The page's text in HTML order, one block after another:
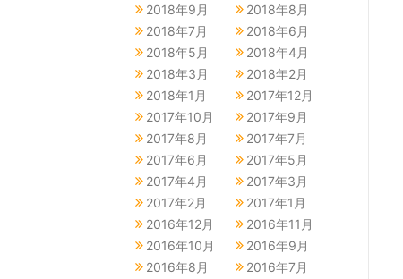
2018年9月
2018年8月
2018年7月
2018年6月
2018年5月
2018年4月
2018年3月
2018年2月
2018年1月
2017年12月
2017年10月
2017年9月
2017年8月
2017年7月
2017年6月
2017年5月
2017年4月
2017年3月
2017年2月
2017年1月
2016年12月
2016年11月
2016年10月
2016年9月
2016年8月
2016年7月